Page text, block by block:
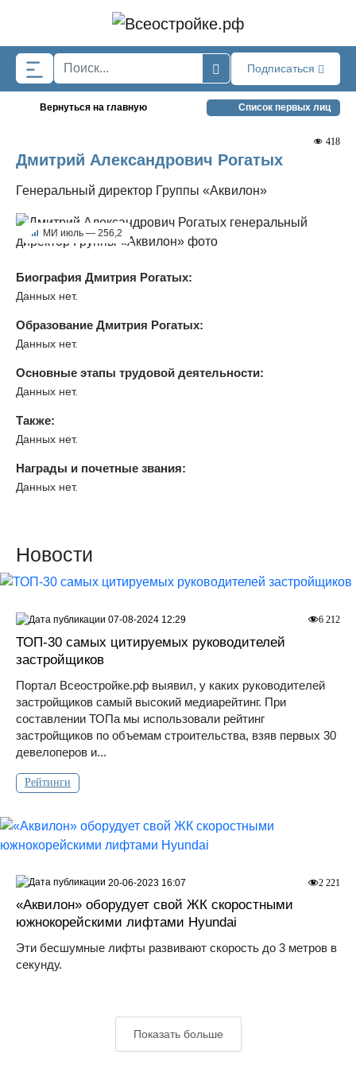
Подписаться
Вернуться на главную Список первых лиц
Дмитрий Александрович Рогатых
418
Генеральный директор Группы «Аквилон»
МИ июль — 256,2
Биография Дмитрия Рогатых:
Данных нет.
Образование Дмитрия Рогатых:
Данных нет.
Основные этапы трудовой деятельности:
Данных нет.
Также:
Данных нет.
Награды и почетные звания:
Данных нет.
Новости
ТОП-30 самых цитируемых руководителей
застройщиков
Портал Всеостройке.рф выявил, у каких руководителей
застройщиков самый высокий медиарейтинг. При
составлении ТОПа мы использовали рейтинг
застройщиков по объемам строительства, взяв первых 30
девелоперов и...
Рейтинги
6 212
07-08-2024 12:29
«Аквилон» оборудует свой ЖК скоростными
южнокорейскими лифтами Hyundai
Эти бесшумные лифты развивают скорость до 3 метров в
секунду.
2 221
20-06-2023 16:07
Показать больше